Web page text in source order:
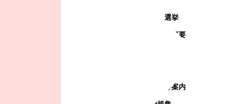
選挙
町の概要
観光地・公共施設等案内